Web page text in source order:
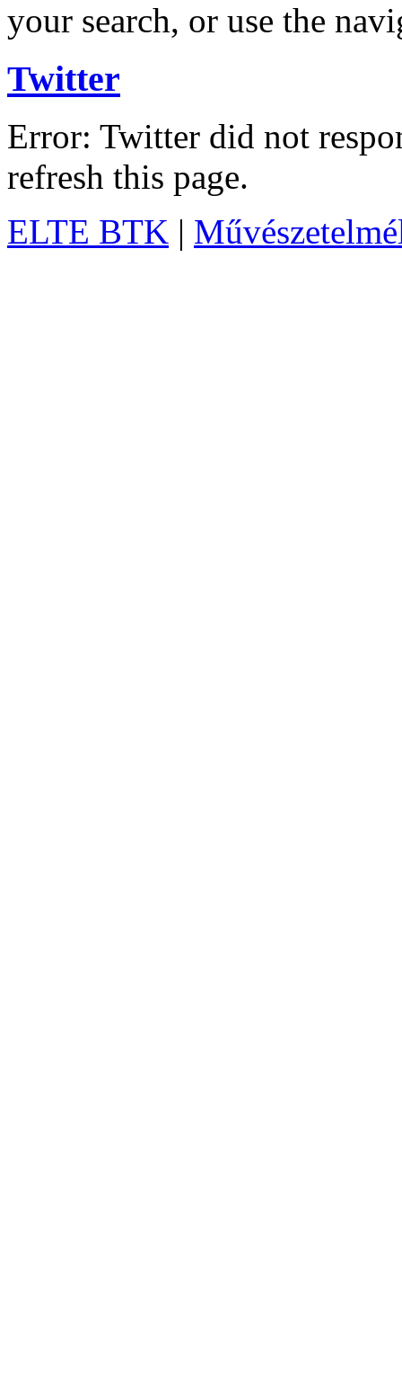
your search, or use the
Twitter
Error: Twitter did not
refresh this page.
ELTE BTK |